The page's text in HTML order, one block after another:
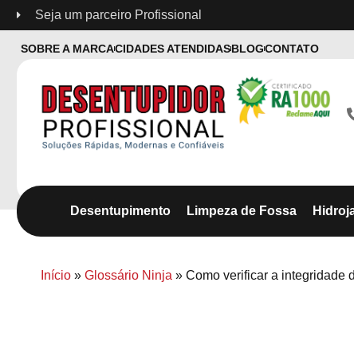
Seja um parceiro Profissional
SOBRE A MARCACIDADES ATENDIDASBLOGCONTATO
Desentupimento Limpeza de Fossa
Início » Glossário Ninja » Como verificar a integridade